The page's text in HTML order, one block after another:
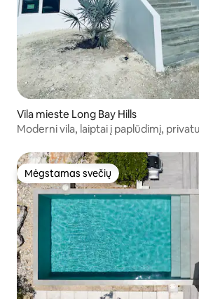
Vila mieste Long Bay Hills
Moderni vila, laiptai į paplūdimį,
Mėgstamas svečių
Mėgstamas svečių